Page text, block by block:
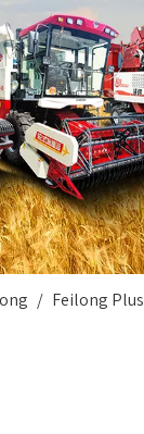
/ Feilong Plus